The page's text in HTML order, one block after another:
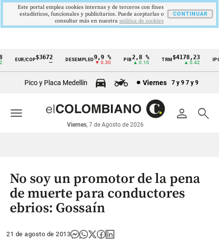
Cintillo
económicos
Colombia
EUR/COP$3672 DESEMPLEO 9,9 %
▼ 0.30
PIB2,8 %
▲ 0.10
TRM$4178,23
▲ 0.42
Pico y Placa Medellín Viernes 7 y 9 7 y 9
person search
Viernes, 7 de Agosto de 2026
menu
No soy un promotor de la pena
de muerte para conductores
ebrios: Gossaín
21 de agosto de 2013
Este portal emplea cookies internas y de terceros con fines
estadísticos, funcionales y publicitarios. Puede aceptarlas o
consultar más en nuestra politica de cookies
CONTINUAR